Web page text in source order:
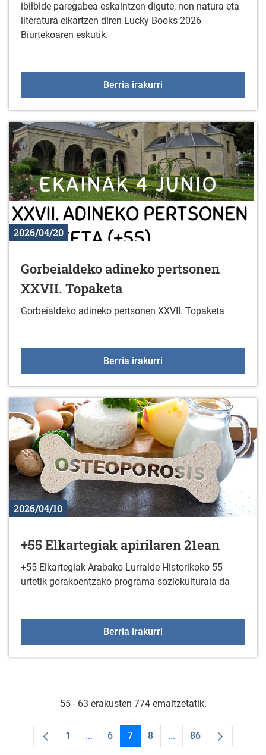
ibilbide paregabea eskaintzen digute, non natura eta
literatura elkartzen diren Lucky Books 2026
Biurtekoaren eskutik.
Berria irakurri
2026/04/20
Gorbeialdeko adineko pertsonen
XXVII. Topaketa
Gorbeialdeko adineko pertsonen XXVII. Topaketa
Berria irakurri
2026/04/10
+55 Elkartegiak apirilaren 21ean
+55 Elkartegiak Arabako Lurralde Historikoko 55
urtetik gorakoentzako programa soziokulturala da
Berria irakurri
55 - 63 erakusten 774 emaitzetatik.
Orrialdea
1 ...Intermediate Pages Use TAB to navigate.
Orrialdea
6 Orrialdea
7 Orrialdea
8 ...Intermediate Pages
Orrialdea
86